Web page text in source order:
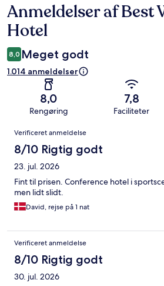
Anmeldelser
Anmeldelser af Best
Hotel
8,0 Meget godt
1.014 anmeldelser
8,0
Rengøring
7,8
Faciliteter
Anmeldelser
Verificeret anmeldelse
8/10 Rigtig godt
23. jul. 2026
Fint til prisen. Conference hotel i
men lidt slidt.
David, rejse på 1 nat
Verificeret anmeldelse
8/10 Rigtig godt
30. jul. 2026